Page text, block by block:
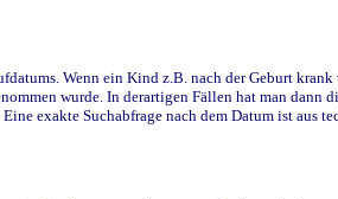
Wenn ein Kind z.B. nach der Geburt
wurde. In derartigen Fällen hat man dann
exakte Suchabfrage nach dem Datum ist aus